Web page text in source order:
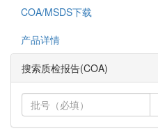
COA/MSDS下载
产品详情
搜索质检报告(COA)